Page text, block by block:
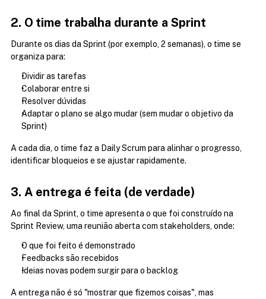
2. O time trabalha durante a Sprint
Durante os dias da Sprint (por exemplo, 2 semanas), o time se
organiza para:
Dividir as tarefas
Colaborar entre si
Resolver dúvidas
Adaptar o plano se algo mudar (sem mudar o objetivo da
Sprint)
A cada dia, o time faz a Daily Scrum para alinhar o progresso,
identificar bloqueios e se ajustar rapidamente.
3. A entrega é feita (de verdade)
Ao final da Sprint, o time apresenta o que foi construído na
Sprint Review, uma reunião aberta com stakeholders, onde:
O que foi feito é demonstrado
Feedbacks são recebidos
Ideias novas podem surgir para o backlog
A entrega não é só "mostrar que fizemos coisas", mas